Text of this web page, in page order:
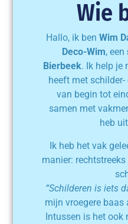
Wie
Hallo, ik ben Wim
Deco-Wim, een
Bierbeek. Ik help je
heeft met
van begin tot
samen met
heb
Ik heb het vak
manier:
“Schilderen is iets
mijn vroegere
Intussen is het ook